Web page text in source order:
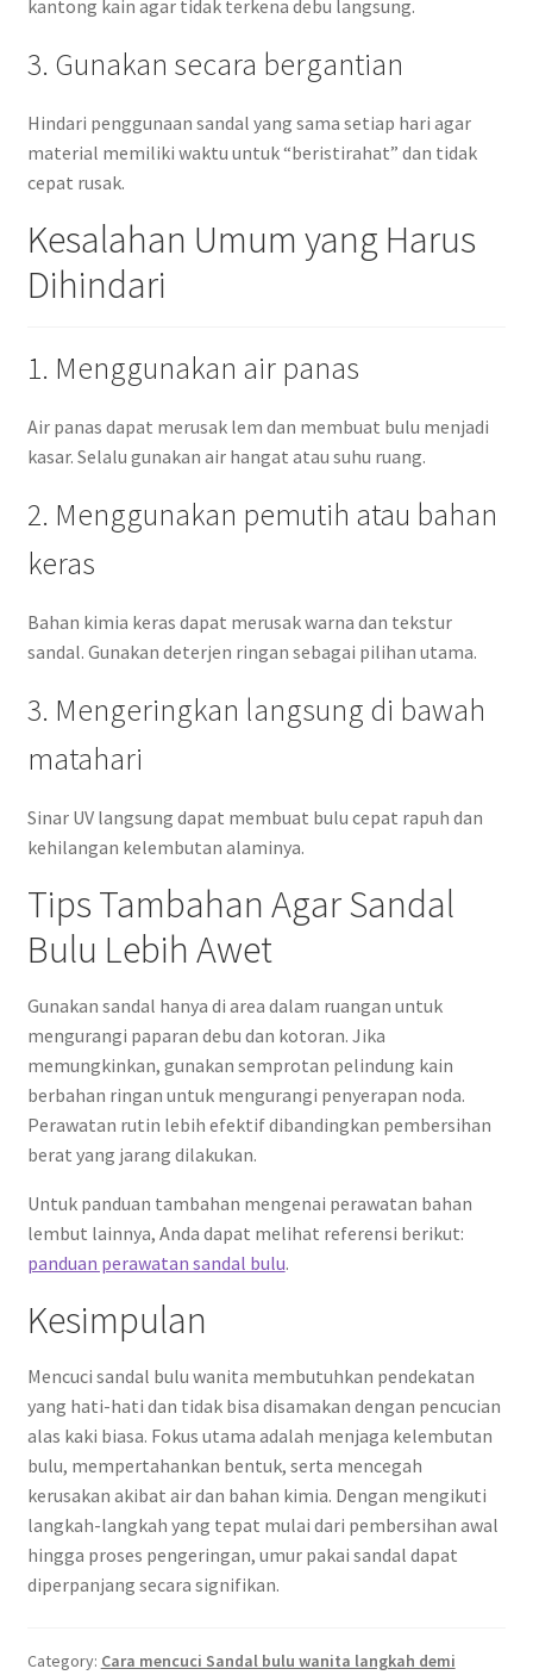
kantong kain agar tidak terkena debu langsung.
3. Gunakan secara bergantian
Hindari penggunaan sandal yang sama setiap hari agar
material memiliki waktu untuk “beristirahat” dan tidak
cepat rusak.
Kesalahan Umum yang Harus
Dihindari
1. Menggunakan air panas
Air panas dapat merusak lem dan membuat bulu menjadi
kasar. Selalu gunakan air hangat atau suhu ruang.
2. Menggunakan pemutih atau bahan
keras
Bahan kimia keras dapat merusak warna dan tekstur
sandal. Gunakan deterjen ringan sebagai pilihan utama.
3. Mengeringkan langsung di bawah
matahari
Sinar UV langsung dapat membuat bulu cepat rapuh dan
kehilangan kelembutan alaminya.
Tips Tambahan Agar Sandal
Bulu Lebih Awet
Gunakan sandal hanya di area dalam ruangan untuk
mengurangi paparan debu dan kotoran. Jika
memungkinkan, gunakan semprotan pelindung kain
berbahan ringan untuk mengurangi penyerapan noda.
Perawatan rutin lebih efektif dibandingkan pembersihan
berat yang jarang dilakukan.
Untuk panduan tambahan mengenai perawatan bahan
lembut lainnya, Anda dapat melihat referensi berikut:
panduan perawatan sandal bulu.
Kesimpulan
Mencuci sandal bulu wanita membutuhkan pendekatan
yang hati-hati dan tidak bisa disamakan dengan pencucian
alas kaki biasa. Fokus utama adalah menjaga kelembutan
bulu, mempertahankan bentuk, serta mencegah
kerusakan akibat air dan bahan kimia. Dengan mengikuti
langkah-langkah yang tepat mulai dari pembersihan awal
hingga proses pengeringan, umur pakai sandal dapat
diperpanjang secara signifikan.
Category: Cara mencuci Sandal bulu wanita langkah demi